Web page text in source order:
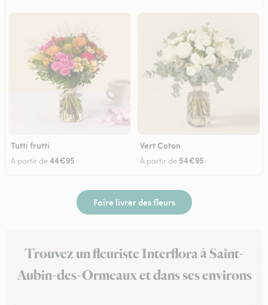
Tutti frutti
À partir de44€95
Vert Coton
À partir de 54€95
Faire livrer des fleurs
Trouvez un fleuriste Interflora à Saint-
Aubin-des-Ormeaux et dans ses environs